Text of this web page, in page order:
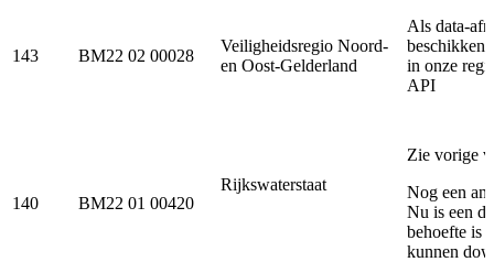
143 BM22 02 00028
Veiligheidsregio Noord-
en Oost-Gelderland
Als data-
beschikken
in onze
API
140 BM22 01 00420
Rijkswaterstaat
Zie vorige
Nog een
Nu is een
behoefte is
kunnen